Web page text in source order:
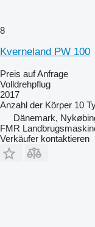
8
Kverneland PW 100
Preis auf Anfrage
Volldrehpflug
2017
Anzahl der Körper 10
Dänemark,
FMR
Verkäufer kontaktieren